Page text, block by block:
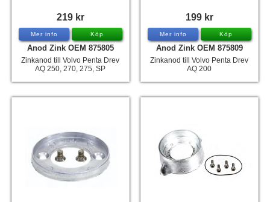
219 kr
Mer info Köp
Anod Zink OEM 875805
Zinkanod till Volvo Penta Drev
AQ 250, 270, 275, SP
199 kr
Mer info Köp
Anod Zink OEM 875809
Zinkanod till Volvo Penta Drev
AQ 200